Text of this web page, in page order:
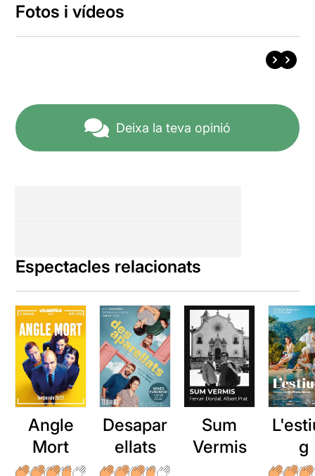
Fotos i vídeos
Deixa la teva opinió
Espectacles relacionats
Angle
Mort
Desapar
ellats
Sum
Vermis
g